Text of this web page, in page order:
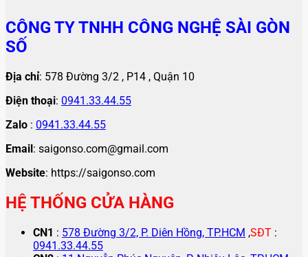
CÔNG TY TNHH CÔNG NGHỆ SÀI GÒN
SỐ
Địa chỉ: 578 Đường 3/2 , P14 , Quận 10
Điện thoại: 0941.33.44.55
Zalo : 0941.33.44.55
Email: saigonso.com@gmail.com
Website: https://saigonso.com
HỆ THỐNG CỬA HÀNG
CN1 : 578 Đường 3/2, P. Diên Hồng, TP.HCM ,SĐT :
0941.33.44.55